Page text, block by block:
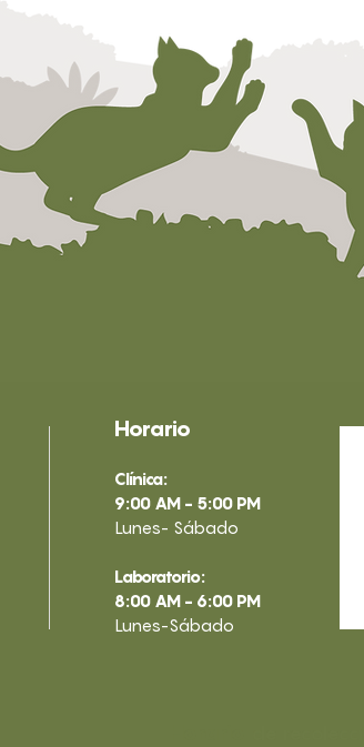
Horario
Clínica:
9:00 AM - 5:00 PM
Lunes- Sábado
Laboratorio:
8:00 AM - 6:00 PM
Lunes-Sábado​